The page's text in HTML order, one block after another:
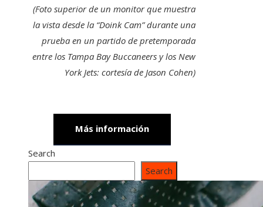
(Foto superior de un monitor que muestra
la vista desde la “Doink Cam” durante una
prueba en un partido de pretemporada
entre los Tampa Bay Buccaneers y los New
York Jets: cortesía de Jason Cohen)
Más información
Search
Search